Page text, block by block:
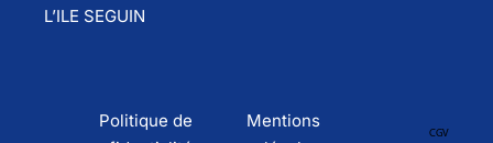
L’ILE SEGUIN
Politique de
Mentions
CGV